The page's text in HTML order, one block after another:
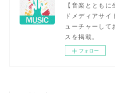
【音楽ととも
ドメディアサ
ューチャーして
スを掲載。
フォロー